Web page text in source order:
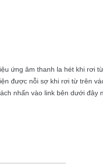
ứng âm thanh la hét khi rơi
được nỗi sợ khi rơi từ trên
nhấn vào link bên dưới đây